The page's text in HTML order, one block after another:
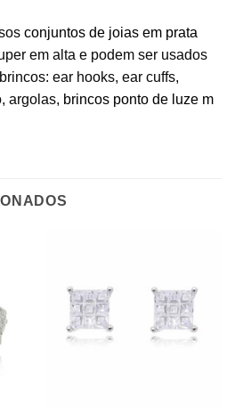
conjuntos de joias em prata
em alta e podem ser usados
ear hooks, ear cuffs,
argolas, brincos ponto de luze m